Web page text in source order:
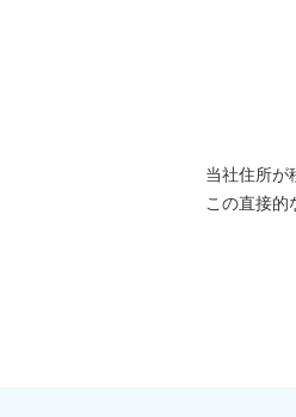
当社住所が
この直接的